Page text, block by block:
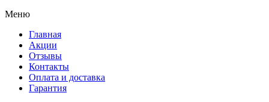
Меню
Главная
Акции
Отзывы
Контакты
Оплата и доставка
Гарантия